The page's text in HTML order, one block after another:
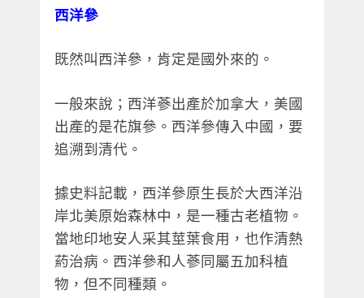
西洋參
既然叫西洋參，肯定是國外來的。
一般來說；西洋蔘出產於加拿大，美國
出產的是花旗參。西洋參傳入中國，要
追溯到清代。
據史料記載，西洋參原生長於大西洋沿
岸北美原始森林中，是一種古老植物。
當地印地安人采其莖葉食用，也作清熱
葯治病。西洋參和人蔘同屬五加科植
物，但不同種類。